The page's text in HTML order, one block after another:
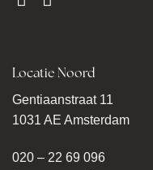
Locatie Noord
Gentiaanstraat 11
1031 AE Amsterdam
020 – 22 69 096